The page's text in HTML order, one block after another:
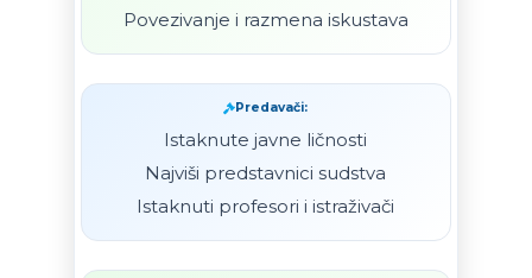
Povezivanje i razmena iskustava
Predavači:
Istaknute javne ličnosti
Najviši predstavnici sudstva
Istaknuti profesori i istraživači